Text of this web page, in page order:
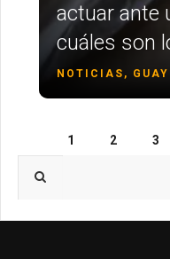
actuar ante
cuáles son
NOTICIAS,
1 2 3